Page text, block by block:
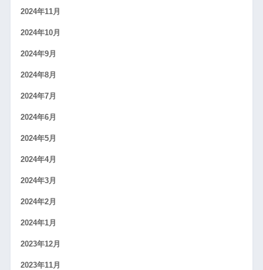
2024年11月
2024年10月
2024年9月
2024年8月
2024年7月
2024年6月
2024年5月
2024年4月
2024年3月
2024年2月
2024年1月
2023年12月
2023年11月